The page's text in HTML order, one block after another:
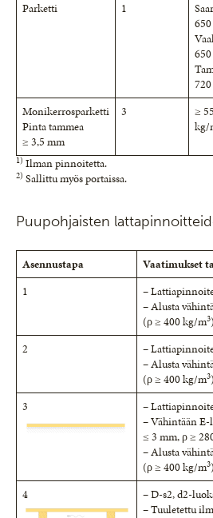
Parketti 1
Monikerrosparketti
Pinta tammea
≥ 3,5 mm
3
≥
kg/
1) Ilman pinnoitetta.
2) Sallittu myös portaissa.
Puupohjaisten
Asennustapa
Vaatimukset
1
–
– Alusta
(ρ ≥ 400 kg/m3)
2
–
– Alusta
(ρ ≥ 400 kg/m3)
3
–
– Vähintään E-
≤ 3 mm, ρ ≥
– Alusta
(ρ ≥ 400 kg/m3)
4
– D-s2, d2-
– Tuuletettu